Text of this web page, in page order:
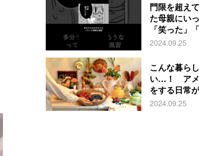
門限を超え
た母親にい
「笑った」
特殊」
2024.09.25
こんな暮ら
い…！ アメ
をする日常
2024.09.25